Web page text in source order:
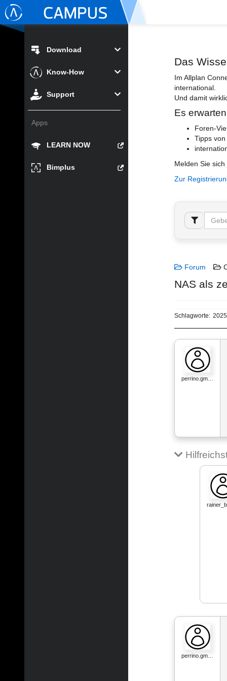
Download
Know-How
Support
Apps
LEARN NOW
Bimplus
Das
Im Allplan
international.
Und damit
Es
Foren-
Tipps
Melden Sie
Zur
Forum
NAS als
Schlagworte:
perrino.gm…
perrino.gm…